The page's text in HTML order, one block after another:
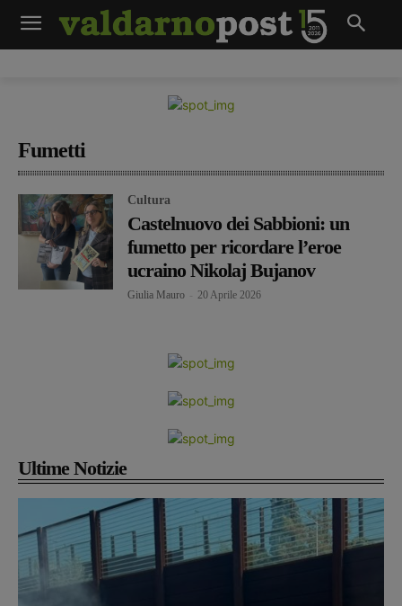
Fumetti
Cultura
Castelnuovo dei Sabbioni: un
fumetto per ricordare l’eroe
ucraino Nikolaj Bujanov
Giulia Mauro 20 Aprile 2026
Ultime Notizie